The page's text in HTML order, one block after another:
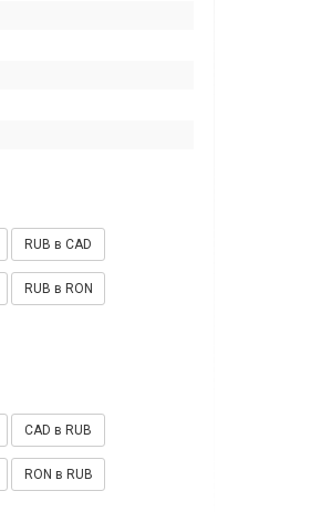
RUB в CAD
RUB в RON
CAD в RUB
RON в RUB